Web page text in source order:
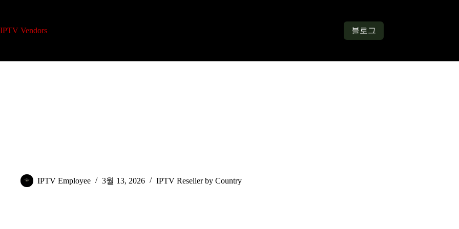
으
IPTV Vendors 블로그
IPTV Employee 3월 13, 2026 IPTV Reseller by Country